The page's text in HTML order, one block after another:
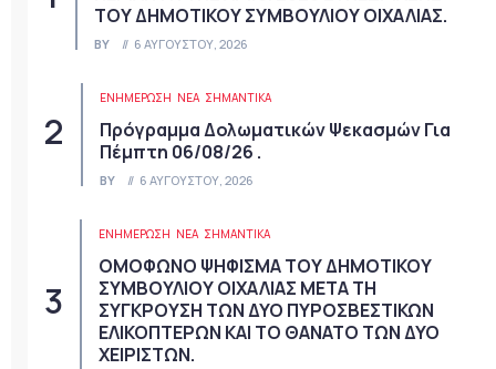
ΤΟΥ ΔΗΜΟΤΙΚΟΥ ΣΥΜΒΟΥΛΙΟΥ ΟΙΧΑΛΙΑΣ.
BY 6 ΑΥΓΟΎΣΤΟΥ, 2026
ΕΝΗΜΕΡΩΣΗ ΝΈΑ ΣΗΜΑΝΤΙΚΆ
Πρόγραμμα Δολωματικών Ψεκασμών Για
Πέμπτη 06/08/26 .
BY 6 ΑΥΓΟΎΣΤΟΥ, 2026
ΕΝΗΜΕΡΩΣΗ ΝΈΑ ΣΗΜΑΝΤΙΚΆ
ΟΜΟΦΩΝΟ ΨΗΦΙΣΜΑ ΤΟΥ ΔΗΜΟΤΙΚΟΥ
ΣΥΜΒΟΥΛΙΟΥ ΟΙΧΑΛΙΑΣ ΜΕΤΑ ΤΗ
ΣΥΓΚΡΟΥΣΗ ΤΩΝ ΔΥΟ ΠΥΡΟΣΒΕΣΤΙΚΩΝ
ΕΛΙΚΟΠΤΕΡΩΝ ΚΑΙ ΤΟ ΘΑΝΑΤΟ ΤΩΝ ΔΥΟ
ΧΕΙΡΙΣΤΩΝ.